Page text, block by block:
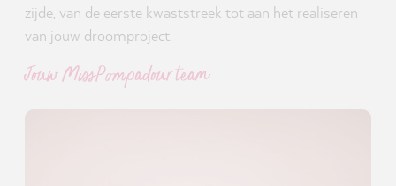
zijde, van de eerste kwaststreek tot aan het realiseren
van jouw droomproject.
Jouw MissPompadour team